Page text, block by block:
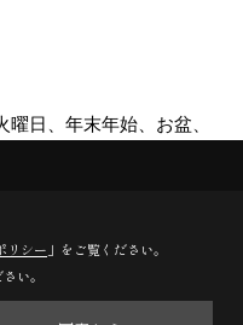
日、年末年始、お盆、
CO.,LTD. All Rights Reserved.
リシー 」をご覧ください。
い。